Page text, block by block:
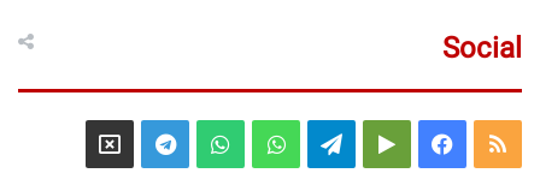
Social
RSS
Facebook
Google
Telegram
WhatsApp
WhatsApp
Telegram
X